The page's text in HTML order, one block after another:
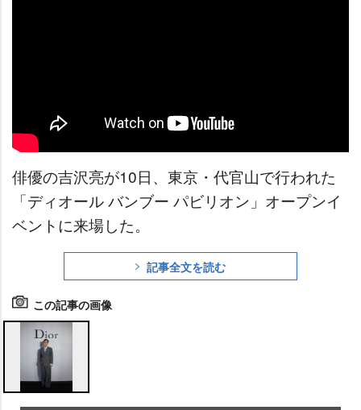
俳優の吉沢亮が10日、東京・代官山で行われた
「ディオール バンブー パビリオン」オープンイ
ベントに来場した。
記事全文を読む
この記事の画像